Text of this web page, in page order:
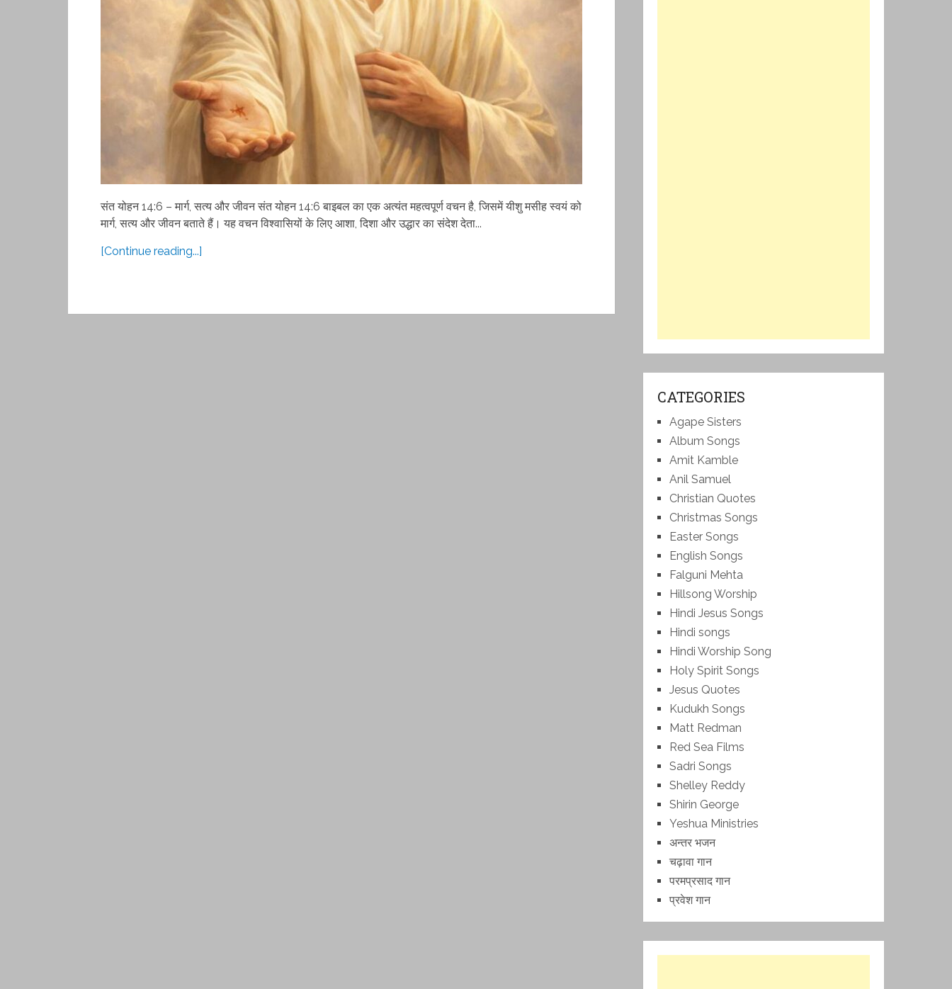
संत योहन 14:6 – मार्ग, सत्य और जीवन संत योहन 14:6 बाइबल का एक अत्यंत महत्वपूर्ण वचन है, जिसमें यीशु मसीह स्वयं को
मार्ग, सत्य और जीवन बताते हैं। यह वचन विश्वासियों के लिए आशा, दिशा और उद्धार का संदेश देता...
[Continue reading...]
CATEGORIES
Agape Sisters
Album Songs
Amit Kamble
Anil Samuel
Christian Quotes
Christmas Songs
Easter Songs
English Songs
Falguni Mehta
Hillsong Worship
Hindi Jesus Songs
Hindi songs
Hindi Worship Song
Holy Spirit Songs
Jesus Quotes
Kudukh Songs
Matt Redman
Red Sea Films
Sadri Songs
Shelley Reddy
Shirin George
Yeshua Ministries
अन्तर भजन
चढ़ावा गान
परमप्रसाद गान
प्रवेश गान